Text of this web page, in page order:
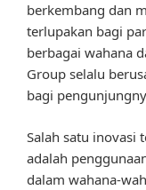
berkembang dan
terlupakan bagi
berbagai wahana
Group selalu
bagi
Salah satu inovasi
adalah
dalam wahana-